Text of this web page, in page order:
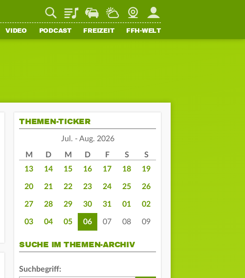
PlaylistStaupilotWetterWebcamMein FFH
VIDEO PODCAST FREIZEIT FFH-WELT
THEMEN-TICKER
Jul. - Aug. 2026
M D M D F S
S
13
14 15 16 17 18 19
20 21 22 23 24 25 26
27 28 29 30 31 01 02
03 04 05 06 07 08 09
SUCHE IM THEMEN-ARCHIV
Suchbegriff: